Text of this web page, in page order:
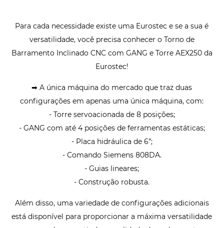
Para cada necessidade existe uma Eurostec e se a sua é
versatilidade, você precisa conhecer o Torno de
Barramento Inclinado CNC com GANG e Torre AEX250 da
Eurostec!
➡ A única máquina do mercado que traz duas
configurações em apenas uma única máquina, com:
- Torre servoacionada de 8 posições;
- GANG com até 4 posições de ferramentas estáticas;
- Placa hidráulica de 6”;
- Comando Siemens 808DA.
- Guias lineares;
- Construção robusta.
Além disso, uma variedade de configurações adicionais
está disponível para proporcionar a máxima versatilidade